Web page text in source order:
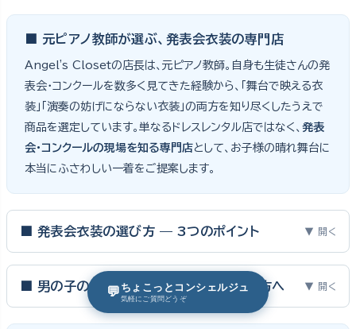
■ 元ピアノ教師が選ぶ、発表会衣装の専門店
Angel's Closetの店長は、元ピアノ教師。自身も生徒さんの発
表会・コンクールを数多く見てきた経験から、「舞台で映える衣
装」「演奏の妨げにならない衣装」の両方を知り尽くしたうえで
商品を選定しています。単なるドレスレンタル店ではなく、 発表
会・コンクールの現場を知る専門店として、お子様の晴れ舞台に
本当にふさわしい一着をご提案します。
■ 発表会衣装の選び方 — 3つのポイント ▼ 開く
ピアノ発表会・バイオリン発表会・コンクールの舞台は、お子様にと
って特別な一日。元ピアノ教師としての経験から、衣装選びで大切
な3つのポイントをご紹介します。
■ 男の子のスーツ・タキシードをお選びの方へ ▼ 開く
男の子の発表会衣装は、フォーマル度・ジャケットの可動域・ズボ
💬 ちょこっとコンシェルジュ
気軽にご質問どうぞ